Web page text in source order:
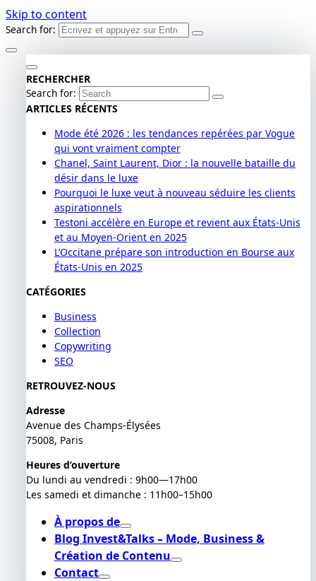
Skip to content
Search for:
RECHERCHER
Search for:
ARTICLES RÉCENTS
Mode été 2026 : les tendances repérées par Vogue
qui vont vraiment compter
Chanel, Saint Laurent, Dior : la nouvelle bataille du
désir dans le luxe
Pourquoi le luxe veut à nouveau séduire les clients
aspirationnels
Testoni accélère en Europe et revient aux États-Unis
et au Moyen-Orient en 2025
L’Occitane prépare son introduction en Bourse aux
États-Unis en 2025
CATÉGORIES
Business
Collection
Copywriting
SEO
RETROUVEZ-NOUS
Adresse
Avenue des Champs-Élysées
75008, Paris
Heures d’ouverture
Du lundi au vendredi : 9h00—17h00
Les samedi et dimanche : 11h00–15h00
À propos de
Blog Invest&Talks – Mode, Business &
Création de Contenu
Contact